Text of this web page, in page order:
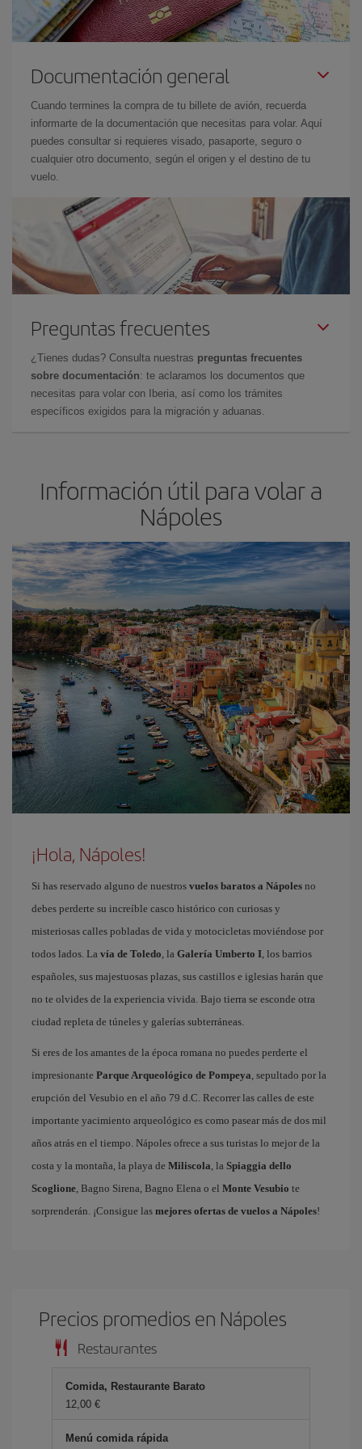
Documentación general
Cuando termines la compra de tu billete de avión, recuerda
informarte de la documentación que necesitas para volar. Aquí
puedes consultar si requieres visado, pasaporte, seguro o
cualquier otro documento, según el origen y el destino de tu
vuelo.
Preguntas frecuentes
¿Tienes dudas? Consulta nuestras preguntas frecuentes
sobre documentación: te aclaramos los documentos que
necesitas para volar con Iberia, así como los trámites
específicos exigidos para la migración y aduanas.
Información útil para volar a
Nápoles
¡Hola, Nápoles!
Si has reservado alguno de nuestros vuelos baratos a Nápoles no
debes perderte su increíble casco histórico con curiosas y
misteriosas calles pobladas de vida y motocicletas moviéndose por
todos lados. La vía de Toledo, la Galería Umberto I, los barrios
españoles, sus majestuosas plazas, sus castillos e iglesias harán que
no te olvides de la experiencia vivida. Bajo tierra se esconde otra
ciudad repleta de túneles y galerías subterráneas.
Si eres de los amantes de la época romana no puedes perderte el
impresionante Parque Arqueológico de Pompeya, sepultado por la
erupción del Vesubio en el año 79 d.C. Recorrer las calles de este
importante yacimiento arqueológico es como pasear más de dos mil
años atrás en el tiempo. Nápoles ofrece a sus turistas lo mejor de la
costa y la montaña, la playa de Miliscola, la Spiaggia dello
Scoglione, Bagno Sirena, Bagno Elena o el Monte Vesubio te
sorprenderán. ¡Consigue las mejores ofertas de vuelos a Nápoles!
Precios promedios en Nápoles
Restaurantes
Comida, Restaurante Barato
12,00 €
Menú comida rápida